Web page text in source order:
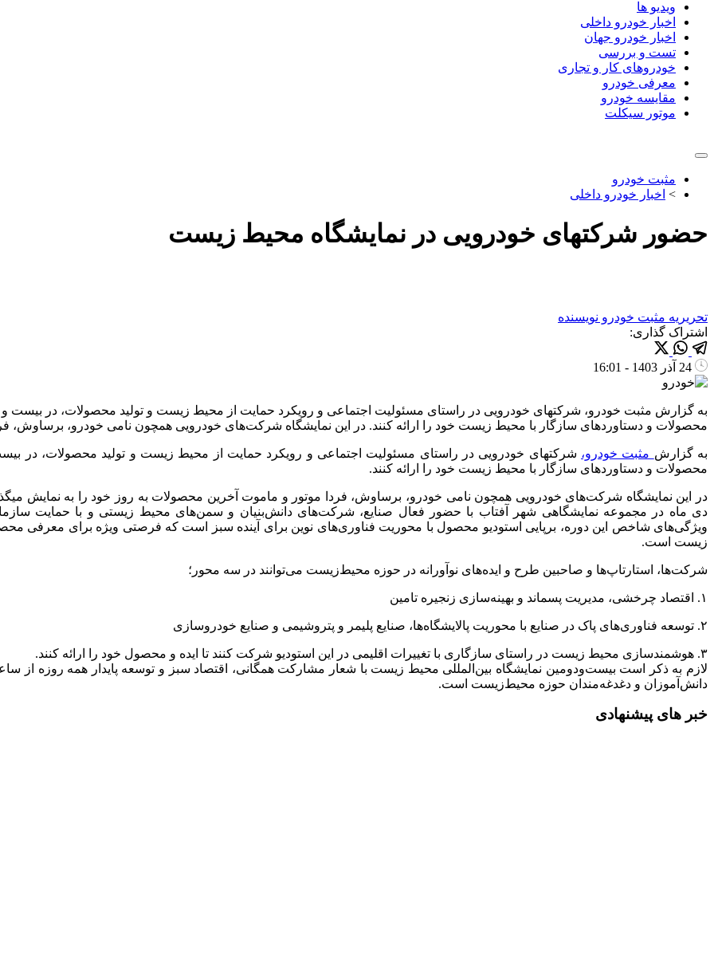
ویدیو ها
اخبار خودرو داخلی
اخبار خودرو جهان
تست و بررسی
خودروهای کار و تجاری
معرفی خودرو
مقایسه خودرو
موتور سیکلت
مثبت خودرو
> اخبار خودرو داخلی
حضور شرکتهای خودرویی در نمایشگاه محیط زیست
تحریریه مثبت خودرو نویسنده
اشتراک گذاری:
به گزارش مثبت خودرو، شرکتهای خودرویی در راستای مسئولیت اجتماعی و رویکرد حمایت از محیط زیست و تولید محصولات،‌ در بیست و
محصولات و دستاوردهای سازگار با محیط زیست خود را ارائه کنند. در این نمایشگاه شرکت‌های خودرویی همچون نامی خودرو، برساوش،
به گزارش مثبت خودرو، شرکتهای خودرویی در راستای مسئولیت اجتماعی و رویکرد حمایت از محیط زیست و تولید محصولات،‌ در
محصولات و دستاوردهای سازگار با محیط زیست خود را ارائه کنند.
در این نمایشگاه شرکت‌های خودرویی همچون نامی خودرو، برساوش، فردا موتور و ماموت آخرین محصولات به روز خود را به نمایش
دی ماه در مجموعه نمایشگاهی شهر آفتاب با حضور فعال صنایع، شرکت‌های دانش‌بنیان و سمن‌های محیط زیستی و با حمایت
ویژگی‌های شاخص این دوره، برپایی استودیو محصول با محوریت فناوری‌های نوین برای آینده سبز است که فرصتی ویژه برای معرفی
زیست است.
شرکت‌ها، استارتاپ‌ها و صاحبین طرح و ایده‌های نوآورانه در حوزه محیط‌زیست می‌توانند در سه محور؛
۱. اقتصاد چرخشی، مدیریت پسماند و بهینه‌سازی زنجیره تامین
۲. توسعه فناوری‌های پاک در صنایع با محوریت پالایشگاه‌ها، صنایع پلیمر و پتروشیمی و صنایع خودروسازی
۳. هوشمند‌سازی محیط زیست در راستای سازگاری با تغییرات اقلیمی در این استودیو شرکت کنند تا ایده و محصول خود را ارائه کنند.
دانش‌آموزان و دغدغه‌مندان حوزه محیط‌زیست است.
خبر های پیشنهادی